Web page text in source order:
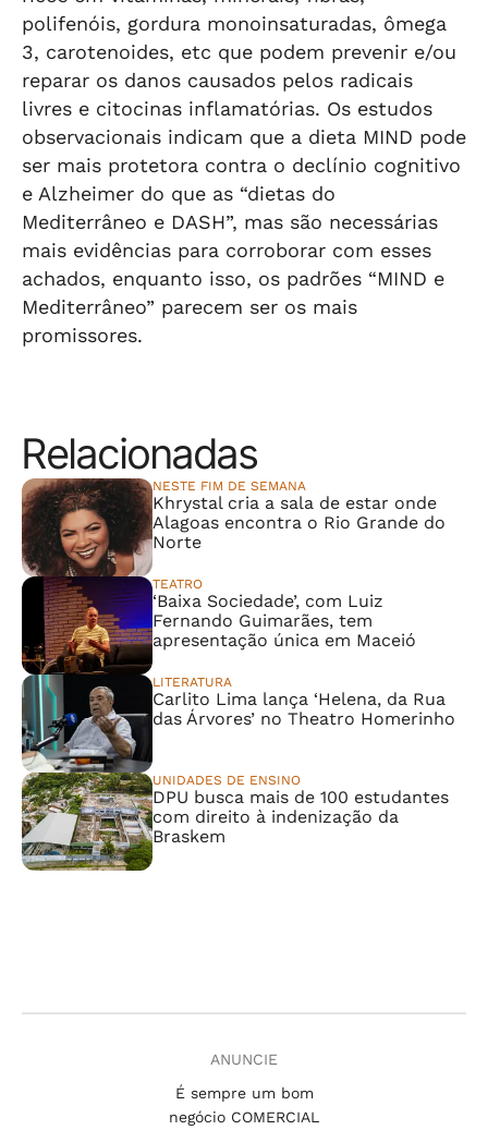
polifenóis, gordura monoinsaturadas, ômega
3, carotenoides, etc que podem prevenir e/ou
reparar os danos causados pelos radicais
livres e citocinas inflamatórias. Os estudos
observacionais indicam que a dieta MIND pode
ser mais protetora contra o declínio cognitivo
e Alzheimer do que as “dietas do
Mediterrâneo e DASH”, mas são necessárias
mais evidências para corroborar com esses
achados, enquanto isso, os padrões “MIND e
Mediterrâneo” parecem ser os mais
promissores.
Relacionadas
NESTE FIM DE SEMANA
Khrystal cria a sala de estar onde
Alagoas encontra o Rio Grande do
Norte
TEATRO
‘Baixa Sociedade’, com Luiz
Fernando Guimarães, tem
apresentação única em Maceió
LITERATURA
Carlito Lima lança ‘Helena, da Rua
das Árvores’ no Theatro Homerinho
UNIDADES DE ENSINO
DPU busca mais de 100 estudantes
com direito à indenização da
Braskem
ANUNCIE
É sempre um bom
negócio COMERCIAL